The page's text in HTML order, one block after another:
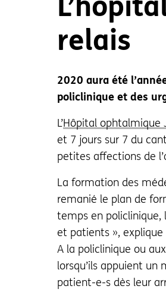
relais
2020 aura été
policlinique et des
L’Hôpital ophtalmique
et 7 jours sur 7 du
petites affections de
La formation des
remanié le plan de
temps en policlinique,
et patients », explique
A la policlinique ou
lorsqu’ils appuient un
patient-e-s dès leur